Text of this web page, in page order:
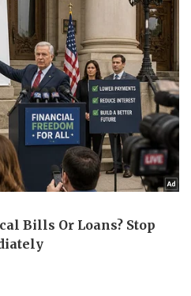
Công nghệ
Sành điệu
Tin Công nghệ
Trải nghiệm
Chuyển đổi số